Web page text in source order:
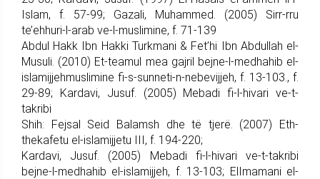
Islam, f. 57-99; Gazali, Muhammed. (2005) Sirr-rru
te’ehhuri-l-arab ve-l-muslimine, f. 71-139
Abdul Hakk Ibn Hakki Turkmani & Fet’hi Ibn Abdullah el-
Musuli. (2010) Et-teamul mea gajril bejne-l-medhahib el-
islamijjehmuslimine fi-s-sunneti-n-nebevijjeh, f. 13-103., f.
29-89; Kardavi, Jusuf. (2005) Mebadi fi-l-hivari ve-t-
takribi
Shih: Fejsal Seid Balamsh dhe të tjerë. (2007) Eth-
thekafetu el-islamijjetu III, f. 194-220;
Kardavi, Jusuf. (2005) Mebadi fi-l-hivari ve-t-takribi
bejne-l-medhahib el-islamijjeh, f. 13-103; ElImamani el-